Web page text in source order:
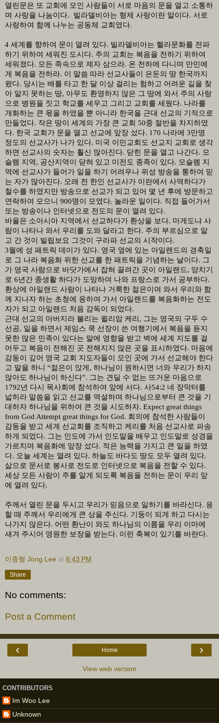
열린문은 또 교회에 모인 사람들이 서로 마음의 문을 열고 소통하
며 사랑을 나눔이다. 빌라델비아는 형제 사랑이란 말이다. 서로
사랑하여 함께 나누는 공동체 교회였다.
4 세계를 향하여 문이 열려 있다. 빌라델비아는 헬라문화를 전파
하기 위하여 세워진 도시다. 주의 교회는 복음을 전하기 위하여
세워졌다. 모든 족속으로 제자 삼으라. 온 천하에 다니며 만민에
게 복음을 전하라. 이 말씀 따라 선교사들이 은둔의 땅 한국까지
왔다. 당시는 배를 타고 한 달 이상 걸리는 험하고 어려운 길을 찾
아 알지 못하는 땅, 아무도 환영하지 않은 그 땅에 와서 주의 사랑
으로 병원을 짓고 학교를 세우고 그리고 교회를 세웠다. 나라를
개화하는 큰 몫을 하였을 뿐 아니라 한국을 근대 선교의 기적으로
만들었다. 작은 땅이 세계의 가장 큰 교회 50중 절반을 차지하였
다. 한국 교회가 문을 열고 선교에 앞장 섰다. 170 나라에 3만명
정도의 선교사가 나가 있다. 미국 이민교회도 선교지 교회로 생각
하면 선교사의 숫자는 훨신 많아진다. 닫힌 문을 열고 나간다. 모
슬렘 지역, 공산지역이 닫혀 있고 미전도 종족이 있다. 모슬렘 지
역에 선교사가 들어가 일을 하기 어려우나 위성 방송을 통하여 믿
는 자가 많아진다. 오래 전 한인 선교사가 이란에서 사역하다가
철수를 하였지만 방송으로 선교가 되고 있어 몇 년 후에 방문하고
연락하여 모으니 900명이 모였다. 놀라운 일이다. 직접 들어가서
또는 방송이나 인터넷으로 전도의 문이 열려 있다.
바울은 소아시아 지역에서 선교하다가 환상을 보다. 마게도냐 사
람이 나타나 와서 우리를 도와 달라고 한다. 주의 부르심으로 알
고 간 것이 빌립보요 그것이 구라파 선교의 시작이다.
3월에 성 패트릭 데이가 있다. 영국 옆에 있는 아일랜드의 경축일
로 그 나라 복음화 위한 선교를 한 패트릭을 기념하는 날이다. 그
가 영국 사람으로 바닷가에서 잡혀 끌려간 곳이 아일랜드, 양치기
로 6년간 종생활 하다가 도망하여 나와 프랑스로 가서 공부하다.
환상에 아일랜드 사람이 나타나 거룩한 젊은이여 와서 우리와 함
께 지나자 하는 초청에 응하여 가서 아일랜드를 복음화하는 전도
자가 되고 아일랜드 처음 감독이 되었다.
근대 선교의 아버지라 불리는 윌리암 케리 , 그는 영국의 구두 수
선공, 일을 하면서 제임스 쿡 선장이 쓴 여행기에서 복음을 듣지
못한 많은 민족이 있다는 말에 영향을 받고 벽에 세계 지도를 걸
어두고 복음이 전해진 곳 전해지지 않은 곳을 표시하였다. 마음에
감동이 깊어 영국 교회 지도자들이 모인 곳에 가서 선교해야 한다
고 말을 하니 “젊은이 앉게 , 하나님이 원하시면 너와 우리가 하지
않아도 하나님이 하신다”. 그는 견딜 수 없는 뜨거운 마음으로
1792년 다시 목사회에 참석하여 앞에 서다. 사54:2 네 장막터를
넓히라 말씀을 읽고 선교를 역설하며 하나님으로부터 큰 것을 기
대하자 하나님을 위하여 큰 것을 시도하자. Expect great things
from God Attempt great things for God. 회의에 참석한 사람들이
감동을 받고 세계 선교회를 조직하고 케리를 처음 선교사로 파송
하게 되었다. 그는 인도에 가서 인도말을 배우고 인도말로 성경을
가르치며 복음화에 앞장 섰다. 적은 능력을 가지고 큰 일을 하였
다. 오늘 세계는 열려 있다. 하늘도 바다도 땅도 모두 열려 있다.
삶으로 문서로 봉사로 전도로 인터넷으로 복음을 전할 수 있다.
세상 모든 사람이 주를 알게 되도록 복음을 전하는 문이 우리 앞
에 열려 있다.
주께서 열린 문을 두시고 우리가 믿음으로 일하기를 바라신다. 응
할 때 주께서 우리에게 큰 상을 주신다. 기둥이 되게 하고 다시는
나가지 않은다. 어떤 환난이 와도 하나님의 이름을 우리 이마에
새겨 주시어 영원한 보장을 받는다. 이런 축복이 있기를 바란다.
이종형 Jong Lee at 6:43 PM
Share
No comments:
Post a Comment
‹ ›
Home
View web version
CONTRIBUTORS
Im Woo Lee
Unknown